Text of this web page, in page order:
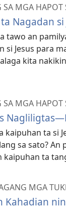
SA MGA HAPOT
Nagadan si
tawo an
si Jesus para
kita
SA MGA HAPOT
kaipuhan ta si
sa sato? An
kaipuhan ta
MGA
Kahadian